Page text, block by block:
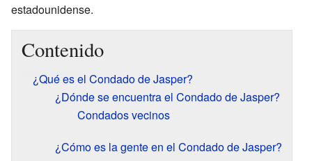
estadounidense.
Contenido
¿Qué es el Condado de Jasper?
¿Dónde se encuentra el Condado de Jasper?
Condados vecinos
¿Cómo es la gente en el Condado de Jasper?